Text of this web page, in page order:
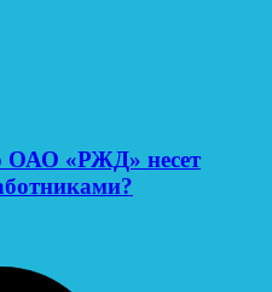
ОАО «РЖД» несет